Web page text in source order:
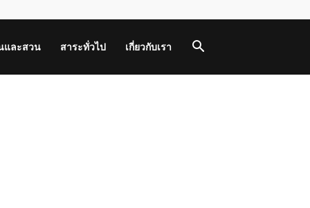
และสวน สาระทั่วไป เกี่ยวกับเรา